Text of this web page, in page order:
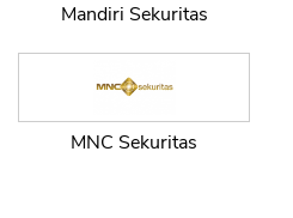
Mandiri Sekuritas
MNC Sekuritas